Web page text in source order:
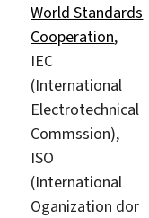
World Standards
Cooperation,
IEC
(International
Electrotechnical
Commssion),
ISO
(International
Oganization dor